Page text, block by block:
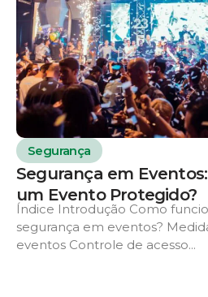
Segurança
Segurança em
um Evento Protegido?
Índice Introdução Como
segurança em eventos?
eventos Controle de acesso...